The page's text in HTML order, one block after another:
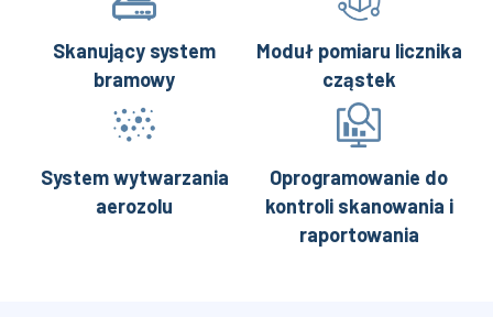
Skanujący system
bramowy
Moduł pomiaru licznika
cząstek
System wytwarzania
aerozolu
Oprogramowanie do
kontroli skanowania i
raportowania